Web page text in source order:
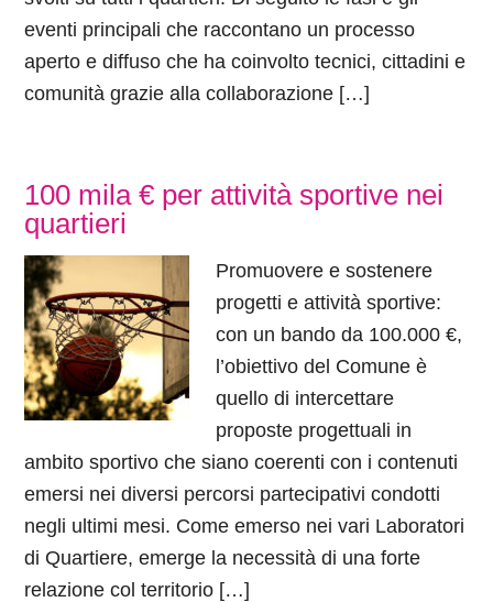
eventi principali che raccontano un processo
aperto e diffuso che ha coinvolto tecnici, cittadini e
comunità grazie alla collaborazione […]
100 mila € per attività sportive nei
quartieri
Promuovere e sostenere
progetti e attività sportive:
con un bando da 100.000 €,
l’obiettivo del Comune è
quello di intercettare
proposte progettuali in
ambito sportivo che siano coerenti con i contenuti
emersi nei diversi percorsi partecipativi condotti
negli ultimi mesi. Come emerso nei vari Laboratori
di Quartiere, emerge la necessità di una forte
relazione col territorio […]